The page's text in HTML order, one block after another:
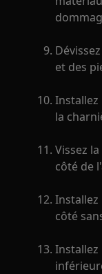
et des
Installez
la
Vissez
côté de
Installez
côté
Installez